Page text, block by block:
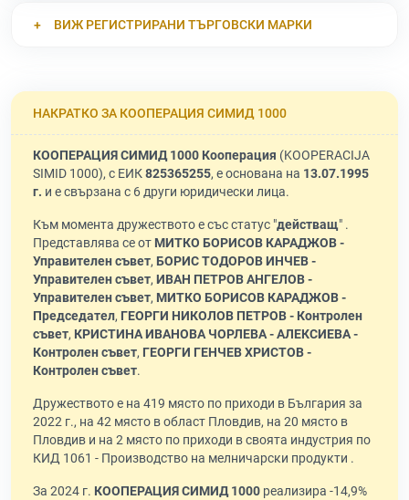
ВИЖ РЕГИСТРИРАНИ ТЪРГОВСКИ МАРКИ
НАКРАТКО ЗА КООПЕРАЦИЯ СИМИД 1000
КООПЕРАЦИЯ СИМИД 1000 Кооперация (KOOPERACIJA
SIMID 1000), с ЕИК825365255, е основана на 13.07.1995
г. и е свързана с 6 други юридически лица.
Към момента дружеството е със статус "действащ" .
Представлява се от МИТКО БОРИСОВ КАРАДЖОВ -
Управителен съвет, БОРИС ТОДОРОВ ИНЧЕВ -
Управителен съвет, ИВАН ПЕТРОВ АНГЕЛОВ -
Управителен съвет, МИТКО БОРИСОВ КАРАДЖОВ -
Председател, ГЕОРГИ НИКОЛОВ ПЕТРОВ - Контролен
съвет, КРИСТИНА ИВАНОВА ЧОРЛЕВА - АЛЕКСИЕВА -
Контролен съвет, ГЕОРГИ ГЕНЧЕВ ХРИСТОВ -
Контролен съвет.
Дружеството е на 419 място по приходи в България за
2022 г., на 42 място в област Пловдив, на 20 място в
Пловдив и на 2 място по приходи в своята индустрия по
КИД 1061 - Производство на мелничарски продукти .
За 2024 г. КООПЕРАЦИЯ СИМИД 1000 реализира -14,9%